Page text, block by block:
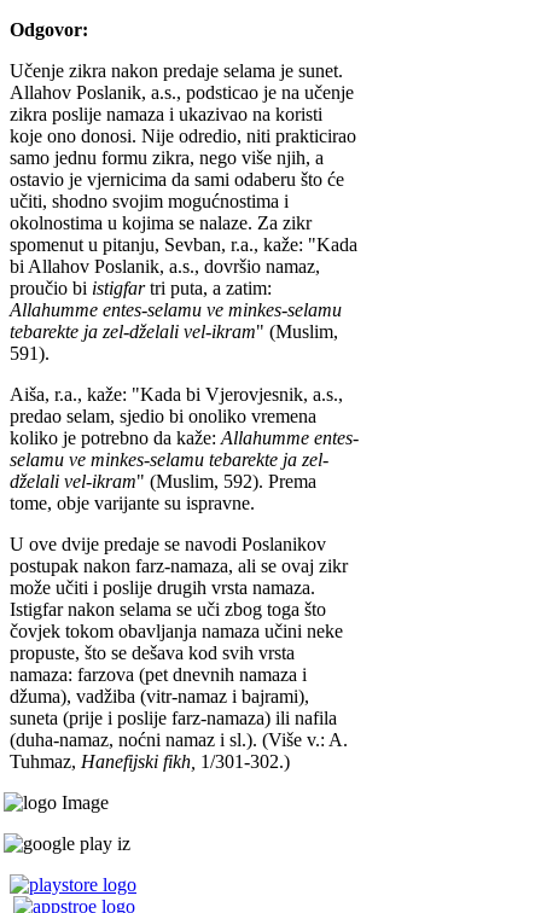
Odgovor:
Učenje zikra nakon predaje selama je sunet.
Allahov Poslanik, a.s., podsticao je na učenje
zikra poslije namaza i ukazivao na koristi
koje ono donosi. Nije odredio, niti prakticirao
samo jednu formu zikra, nego više njih, a
ostavio je vjernicima da sami odaberu što će
učiti, shodno svojim mogućnostima i
okolnostima u kojima se nalaze. Za zikr
spomenut u pitanju, Sevban, r.a., kaže: "Kada
bi Allahov Poslanik, a.s., dovršio namaz,
proučio bi istigfartri puta, a zatim:
Allahumme entes-selamu ve minkes-selamu
tebarekte ja zel-dželali vel-ikram" (Muslim,
591).
Aiša, r.a., kaže: "Kada bi Vjerovjesnik, a.s.,
predao selam, sjedio bi onoliko vremena
koliko je potrebno da kaže: Allahumme entes-
selamu ve minkes-selamu tebarekte ja zel-
dželali vel-ikram" (Muslim, 592). Prema
tome, obje varijante su ispravne.
U ove dvije predaje se navodi Poslanikov
postupak nakon farz-namaza, ali se ovaj zikr
može učiti i poslije drugih vrsta namaza.
Istigfar nakon selama se uči zbog toga što
čovjek tokom obavljanja namaza učini neke
propuste, što se dešava kod svih vrsta
namaza: farzova (pet dnevnih namaza i
džuma), vadžiba (vitr-namaz i bajrami),
suneta (prije i poslije farz-namaza) ili nafila
(duha-namaz, noćni namaz i sl.). (Više v.: A.
Tuhmaz, Hanefijski fikh, 1/301-302.)